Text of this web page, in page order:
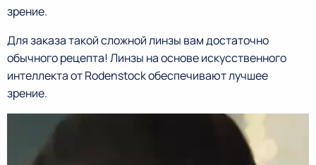
зрение.
Для заказа такой сложной линзы вам достаточно
обычного рецепта! Линзы на основе искусственного
интеллекта от Rodenstock обеспечивают лучшее
зрение.